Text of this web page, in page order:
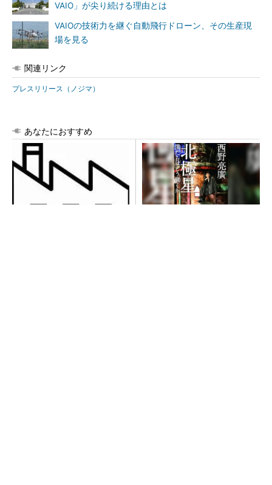
VAIO」が尖り続ける理由とは
VAIOの技術力を継ぐ自動飛行ドローン、その生産現
場を見る
関連リンク
プレスリリース（ノジマ）
あなたにおすすめ